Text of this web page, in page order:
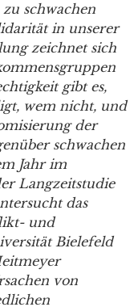
schwachen
in unserer
zeichnet sich
gibt es,
wem nicht, und
der
schwachen
Jahr im
Langzeitstudie
das
und
Bielefeld
von